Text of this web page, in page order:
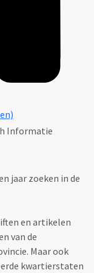
Informatie
jaar zoeken in de
en artikelen
van de
Maar ook
kwartierstaten